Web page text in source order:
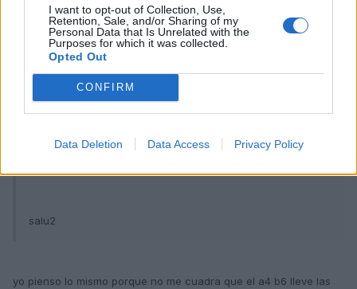
I want to opt-out of Collection, Use,
Retention, Sale, and/or Sharing of my
Personal Data that Is Unrelated with the
Purposes for which it was collected.
Opted Out
CONFIRM
Data Deletion Data Access Privacy Policy
GoNzCiD dijo:
Que yo sepa los frenos, a parte de los S4 B5 los montaban
algunos A6 de la época con el 'mismo' motor pero con
En la caja B6 juraría las manguetas son distintas... si los
salu2
yo pienso lo mismo porque no me cuadra que el a4 b6 lleve las